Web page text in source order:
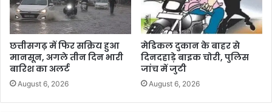
छत्तीसगढ़ में फिर सक्रिय हुआ
मानसून, अगले तीन दिन भारी
बारिश का अलर्ट
August 6, 2026
मेडिकल दुकान के बाहर से
दिनदहाड़े बाइक चोरी, पुलिस
जांच में जुटी
August 6, 2026